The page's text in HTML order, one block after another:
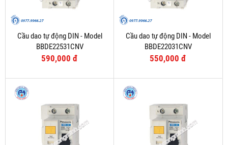
Cầu dao tự động DIN - Model
BBDE22531CNV
590,000 đ
Cầu dao tự động DIN - Model
BBDE22031CNV
550,000 đ